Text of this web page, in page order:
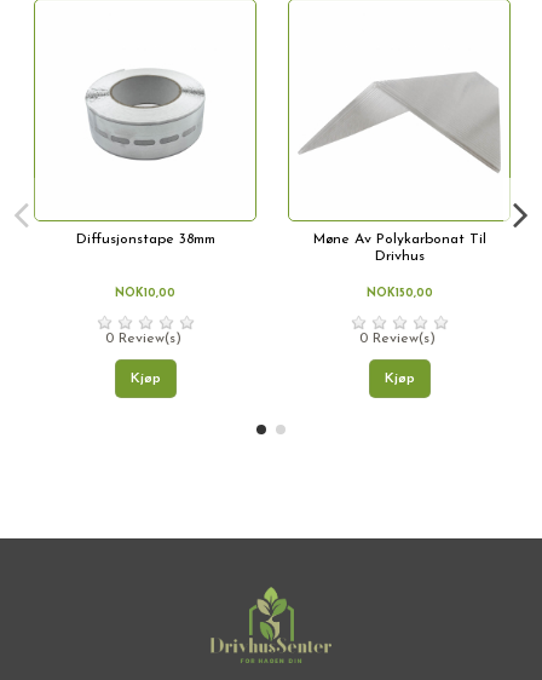
Diffusjonstape 38mm
NOK10,00
0 Review(s)
Kjøp
Møne Av Polykarbonat Til
Drivhus
NOK150,00
0 Review(s)
Kjøp